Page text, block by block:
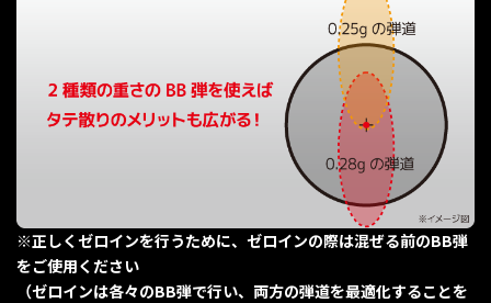
※正しくゼロインを行うために、ゼロインの際は混ぜる前のBB弾
をご使用ください
（ゼロインは各々のBB弾で行い、両方の弾道を最適化することを